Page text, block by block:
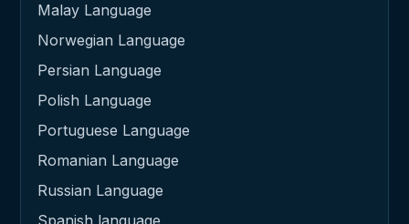
Malay Language
Norwegian Language
Persian Language
Polish Language
Portuguese Language
Romanian Language
Russian Language